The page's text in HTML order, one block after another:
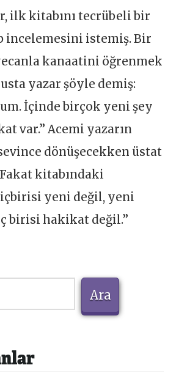
ilk kitabını tecrübeli bir
incelemesini istemiş. Bir
kanaatini öğrenmek
yazar şöyle demiş:
İçinde birçok yeni şey
var.” Acemi yazarın
dönüşecekken üstat
kitabındaki
yeni değil, yeni
birisi hakikat değil.”
Ara